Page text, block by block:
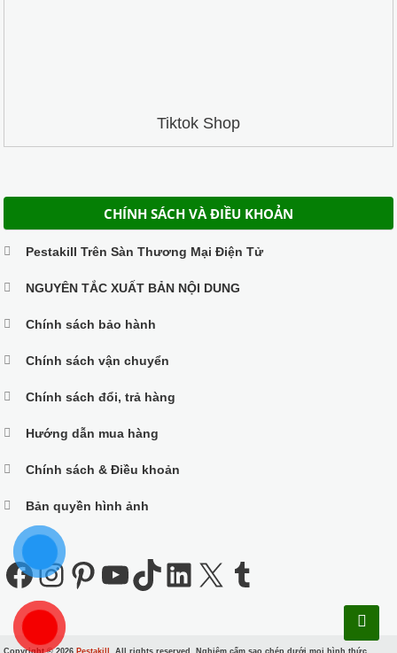
Tiktok Shop
CHÍNH SÁCH VÀ ĐIỀU KHOẢN
Pestakill Trên Sàn Thương Mại Điện Tử
NGUYÊN TẮC XUẤT BẢN NỘI DUNG
Chính sách bảo hành
Chính sách vận chuyển
Chính sách đổi, trả hàng
Hướng dẫn mua hàng
Chính sách & Điều khoản
Bản quyền hình ảnh
Facebook
Instagram
Pinterest
Youtube
TikTok
LinkedIn
X Tumblr